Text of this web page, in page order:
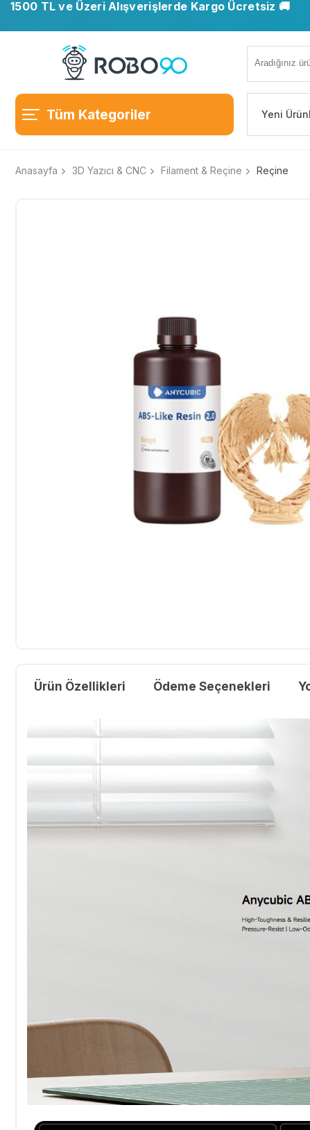
1500 TL ve Üzeri Alışverişlerde Kargo Ücretsiz 🚚
📍 Ofisimiz taşındı. Yeni adresimiz: Ostim OSB, Turan
Tüm Kategoriler Yeni
Anasayfa 3D Yazıcı & CNC Filament & Reçine Reçine
Ürün Özellikleri Ödeme Seçenekleri